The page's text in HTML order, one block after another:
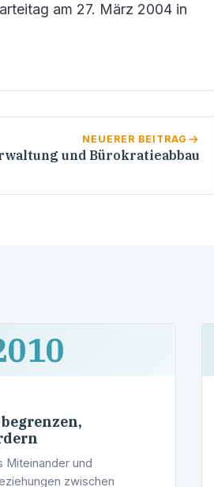
am 27. März 2004 in
NEUERER BEITRAG
und Bürokratieabbau
Miteinander und
zwischen